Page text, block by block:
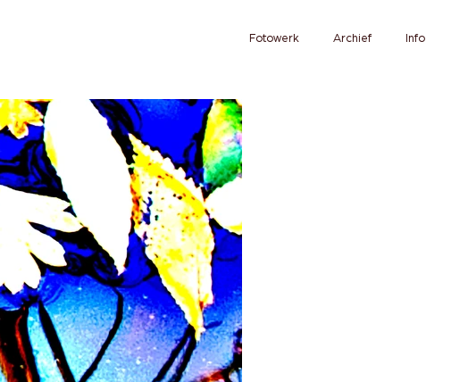
Fotowerk Archief Info